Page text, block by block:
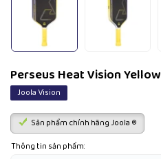
Perseus Heat Vision Yellow
Joola Vision
Sản phẩm chính hãng Joola ®
Thông tin sản phẩm: